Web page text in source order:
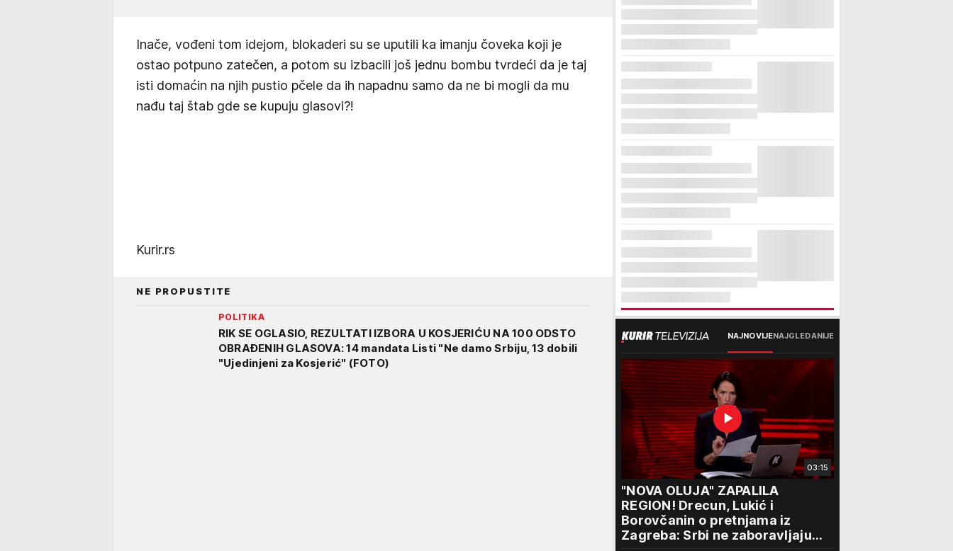
Inače, vođeni tom idejom, blokaderi su se uputili ka imanju čoveka koji je
ostao potpuno zatečen, a potom su izbacili još jednu bombu tvrdeći da je taj
isti domaćin na njih pustio pčele da ih napadnu samo da ne bi mogli da mu
nađu taj štab gde se kupuju glasovi?!
Kurir.rs
NE PROPUSTITE
POLITIKA
RIK SE OGLASIO, REZULTATI IZBORA U KOSJERIĆU NA 100 ODSTO
OBRAĐENIH GLASOVA: 14 mandata Listi "Ne damo Srbiju, 13 dobili
"Ujedinjeni za Kosjerić" (FOTO)
NAJNOVIJENAJGLEDANIJE
03:15
"NOVA OLUJA" ZAPALILA
REGION! Drecun, Lukić i
Borovčanin o pretnjama iz
Zagreba: Srbi ne zaboravljaju